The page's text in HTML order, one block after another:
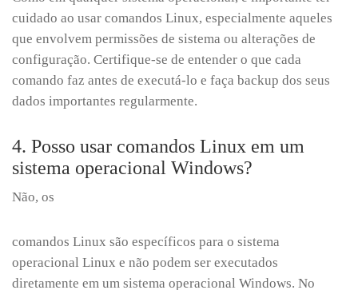
cuidado ao usar comandos Linux, especialmente aqueles
que envolvem permissões de sistema ou alterações de
configuração. Certifique-se de entender o que cada
comando faz antes de executá-lo e faça backup dos seus
dados importantes regularmente.
4. Posso usar comandos Linux em um
sistema operacional Windows?
Não, os
comandos Linux são específicos para o sistema
operacional Linux e não podem ser executados
diretamente em um sistema operacional Windows. No